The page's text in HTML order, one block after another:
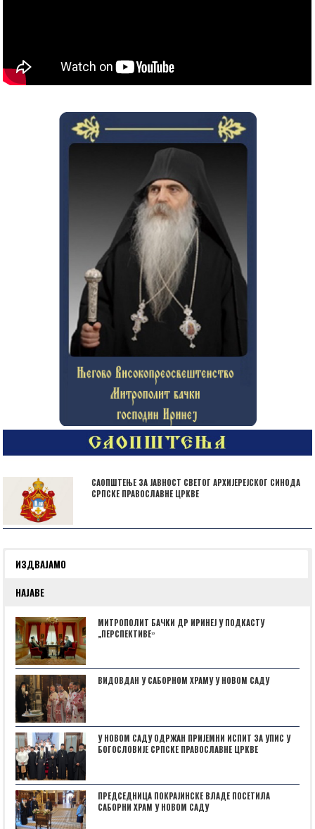
САОПШТЕЊЕ ЗА ЈАВНОСТ СВЕТОГ АРХИЈЕРЕЈСКОГ СИНОДА
СРПСКЕ ПРАВОСЛАВНЕ ЦРКВЕ
ИЗДВАЈАМО
НАЈАВЕ
МИТРОПОЛИТ БАЧКИ ДР ИРИНЕЈ У ПОДКАСТУ
„ПЕРСПЕКТИВЕˮ
ВИДОВДАН У САБОРНОМ ХРАМУ У НОВОМ САДУ
У НОВОМ САДУ ОДРЖАН ПРИЈЕМНИ ИСПИТ ЗА УПИС У
БОГОСЛОВИЈЕ СРПСКЕ ПРАВОСЛАВНЕ ЦРКВЕ
ПРЕДСЕДНИЦА ПОКРАЈИНСКЕ ВЛАДЕ ПОСЕТИЛА
САБОРНИ ХРАМ У НОВОМ САДУ